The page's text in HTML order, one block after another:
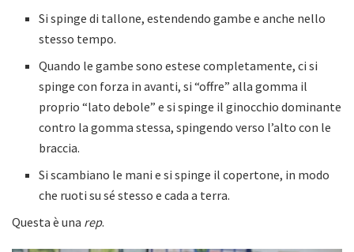
Si spinge di tallone, estendendo gambe e anche nello
stesso tempo.
Quando le gambe sono estese completamente, ci si
spinge con forza in avanti, si “offre” alla gomma il
proprio “lato debole” e si spinge il ginocchio dominante
contro la gomma stessa, spingendo verso l’alto con le
braccia.
Si scambiano le mani e si spinge il copertone, in modo
che ruoti su sé stesso e cada a terra.
Questa è una rep.